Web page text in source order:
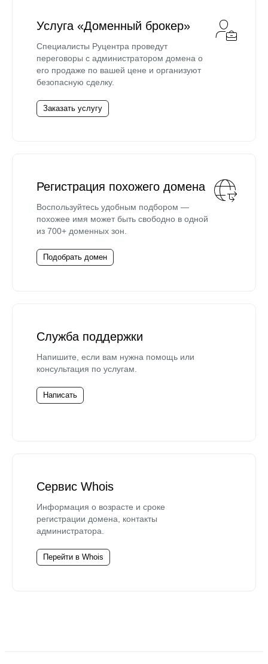
Услуга «Доменный брокер»
Специалисты Руцентра проведут
переговоры с администратором домена о
его продаже по вашей цене и организуют
безопасную сделку.
Заказать услугу
Регистрация похожего домена
Воспользуйтесь удобным подбором —
похожее имя может быть свободно в одной
из 700+ доменных зон.
Подобрать домен
Служба поддержки
Напишите, если вам нужна помощь или
консультация по услугам.
Написать
Сервис Whois
Информация о возрасте и сроке
регистрации домена, контакты
администратора.
Перейти в Whois